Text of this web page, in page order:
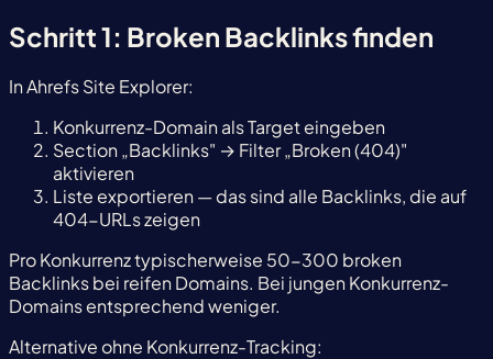
Schritt 1: Broken Backlinks finden
In Ahrefs Site Explorer:
Konkurrenz-Domain als Target eingeben
Section „Backlinks" → Filter „Broken (404)"
aktivieren
Liste exportieren — das sind alle Backlinks, die auf
404-URLs zeigen
Pro Konkurrenz typischerweise 50-300 broken
Backlinks bei reifen Domains. Bei jungen Konkurrenz-
Domains entsprechend weniger.
Alternative ohne Konkurrenz-Tracking: